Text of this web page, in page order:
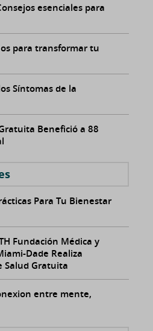
esenciales para
para transformar tu
Síntomas de la
Benefició a 88
Para Tu Bienestar
Fundación Médica y
Dade Realiza
Salud Gratuita
entre mente,